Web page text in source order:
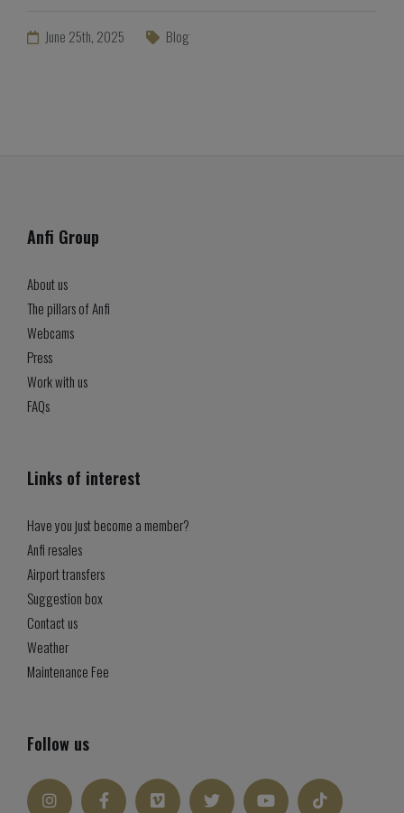
June 25th, 2025 Blog
Anfi Group
About us
The pillars of Anfi
Webcams
Press
Work with us
FAQs
Links of interest
Have you just become a member?
Anfi resales
Airport transfers
Suggestion box
Contact us
Weather
Maintenance Fee
Follow us